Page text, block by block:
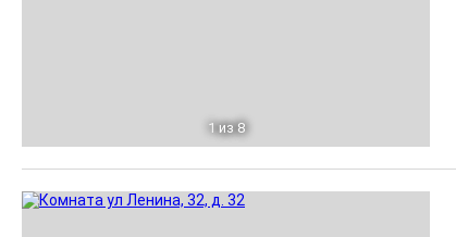
1 из 8